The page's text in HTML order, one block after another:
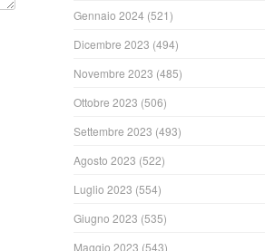
Gennaio 2024 (521)
Dicembre 2023 (494)
Novembre 2023 (485)
Ottobre 2023 (506)
Settembre 2023 (493)
Agosto 2023 (522)
Luglio 2023 (554)
Giugno 2023 (535)
Maggio 2023 (543)